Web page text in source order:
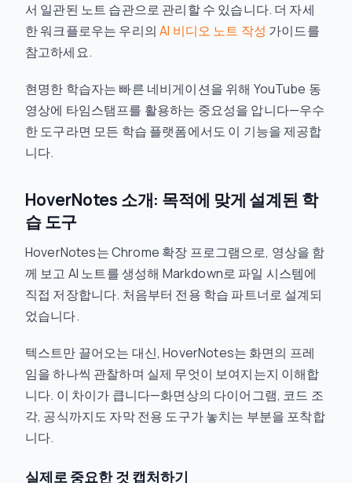
서 일관된 노트 습관으로 관리할 수 있습니다. 더 자세
한 워크플로우는 우리의AI 비디오 노트 작성 가이드를
참고하세요.
현명한 학습자는 빠른 네비게이션을 위해 YouTube 동
영상에 타임스탬프를 활용하는 중요성을 압니다—우수
한 도구라면 모든 학습 플랫폼에서도 이 기능을 제공합
니다.
HoverNotes 소개: 목적에 맞게 설계된 학
습 도구
HoverNotes는 Chrome 확장 프로그램으로, 영상을 함
께 보고 AI 노트를 생성해 Markdown로 파일 시스템에
직접 저장합니다. 처음부터 전용 학습 파트너로 설계되
었습니다.
텍스트만 끌어오는 대신, HoverNotes는 화면의 프레
임을 하나씩 관찰하며 실제 무엇이 보여지는지 이해합
니다. 이 차이가 큽니다—화면상의 다이어그램, 코드 조
각, 공식까지도 자막 전용 도구가 놓치는 부분을 포착합
니다.
실제로 중요한 것 캡처하기